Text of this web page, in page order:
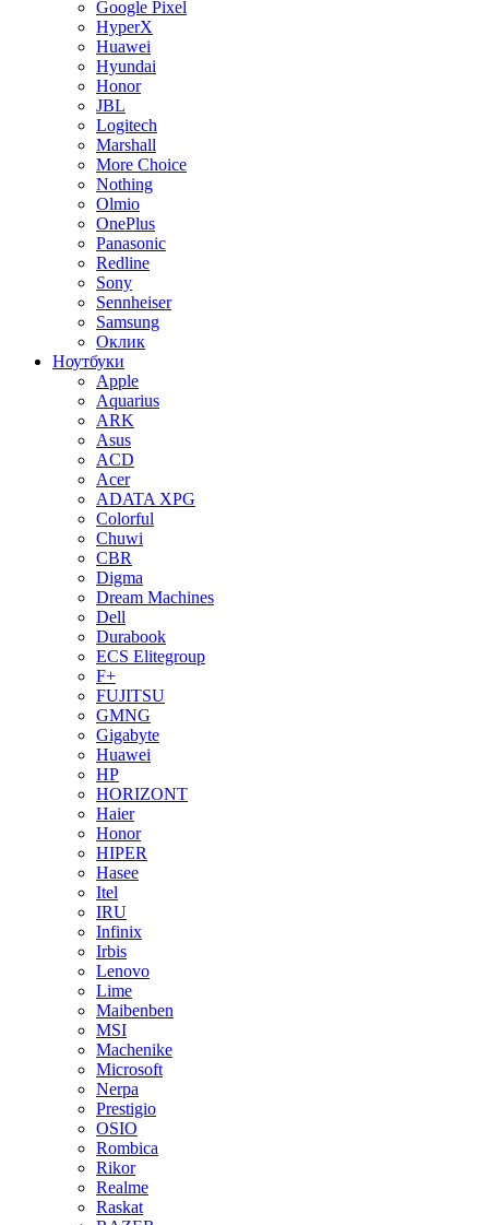
Google Pixel
HyperX
Huawei
Hyundai
Honor
JBL
Logitech
Marshall
More Choice
Nothing
Olmio
OnePlus
Panasonic
Redline
Sony
Sennheiser
Samsung
Оклик
Ноутбуки
Apple
Aquarius
ARK
Asus
ACD
Acer
ADATA XPG
Colorful
Chuwi
CBR
Digma
Dream Machines
Dell
Durabook
ECS Elitegroup
F+
FUJITSU
GMNG
Gigabyte
Huawei
HP
HORIZONT
Haier
Honor
HIPER
Hasee
Itel
IRU
Infinix
Irbis
Lenovo
Lime
Maibenben
MSI
Machenike
Microsoft
Nerpa
Prestigio
OSIO
Rombica
Rikor
Realme
Raskat